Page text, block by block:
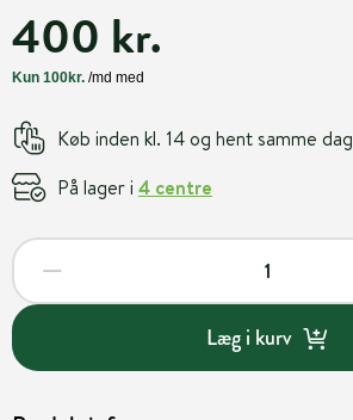
400 kr.
Køb inden kl. 14 og hent samme dag
På lager i 4 centre
Læg i kurv